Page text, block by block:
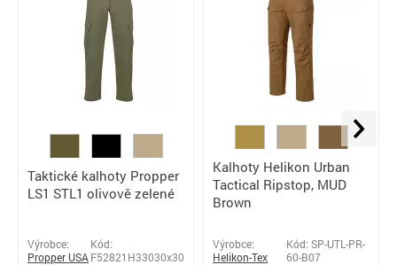
Taktické kalhoty Propper
LS1 STL1 olivově zelené
Výrobce:
Propper USA
Kód:
F52821H33030x30
Kalhoty Helikon Urban
Tactical Ripstop, MUD
Brown
Výrobce:
Helikon-Tex
Kód: SP-UTL-PR-
60-B07